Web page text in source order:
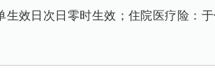
效日次日零时生效；住院医疗险：